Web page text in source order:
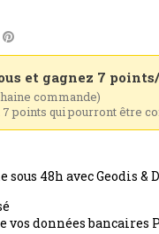
et gagnez 7 points/
commande)
points qui pourront être
48h avec Geodis &
données bancaires